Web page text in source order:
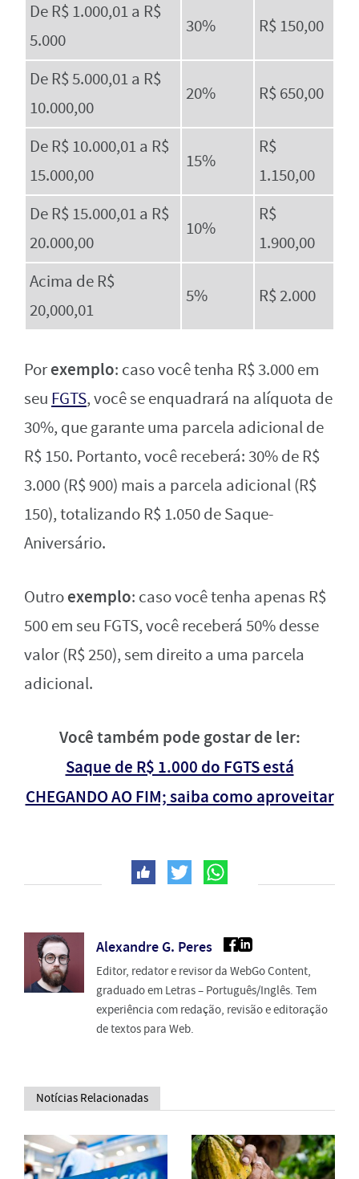
De R$ 1.000,01 a R$
5.000
30% R$ 150,00
De R$ 5.000,01 a R$
10.000,00
20% R$ 650,00
De R$ 10.000,01 a R$
15.000,00
15%
R$
1.150,00
De R$ 15.000,01 a R$
20.000,00
10%
R$
1.900,00
Acima de R$
20,000,01
5% R$ 2.000
Porexemplo: caso você tenha R$ 3.000 em
seu FGTS, você se enquadrará na alíquota de
30%, que garante uma parcela adicional de
R$ 150. Portanto, você receberá: 30% de R$
3.000 (R$ 900) mais a parcela adicional (R$
150), totalizando R$ 1.050 de Saque-
Aniversário.
Outroexemplo: caso você tenha apenas R$
500 em seu FGTS, você receberá 50% desse
valor (R$ 250), sem direito a uma parcela
adicional.
Você também pode gostar de ler:
Saque de R$ 1.000 do FGTS está
CHEGANDO AO FIM; saiba como aproveitar
Alexandre G. Peres
Editor, redator e revisor da WebGo Content,
graduado em Letras – Português/Inglês. Tem
experiência com redação, revisão e editoração
de textos para Web.
Notícias Relacionadas